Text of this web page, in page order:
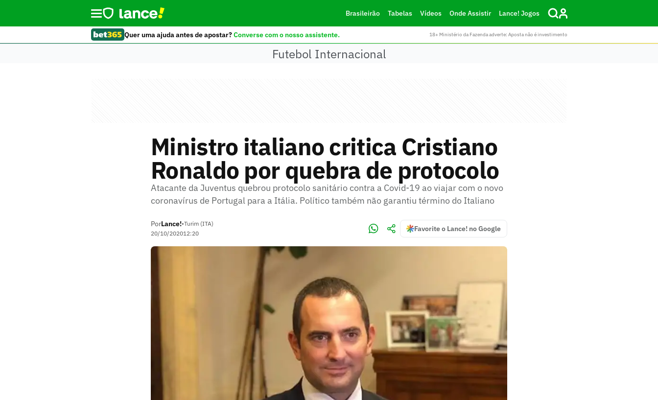
Brasileirão Tabelas Vídeos Onde Assistir Lance! Jogos
Quer uma ajuda antes de apostar?Converse com o nosso assistente. 18+ Ministério da Fazenda adverte: Aposta não é investimento
Futebol Internacional
Ministro italiano critica Cristiano
Ronaldo por quebra de protocolo
Atacante da Juventus quebrou protocolo sanitário contra a Covid-19 ao viajar com o novo
coronavírus de Portugal para a Itália. Político também não garantiu término do Italiano
PorLance!•Turim (ITA)
20/10/202012:20
Favorite o Lance! no Google